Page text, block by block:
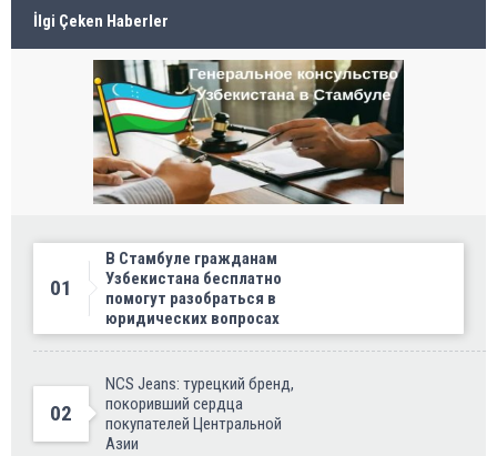
İlgi Çeken Haberler
01
В Стамбуле гражданам
Узбекистана бесплатно
помогут разобраться в
юридических вопросах
02
NCS Jeans: турецкий бренд,
покоривший сердца
покупателей Центральной
Азии